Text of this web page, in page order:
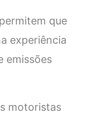
que
experiência
emissões
motoristas